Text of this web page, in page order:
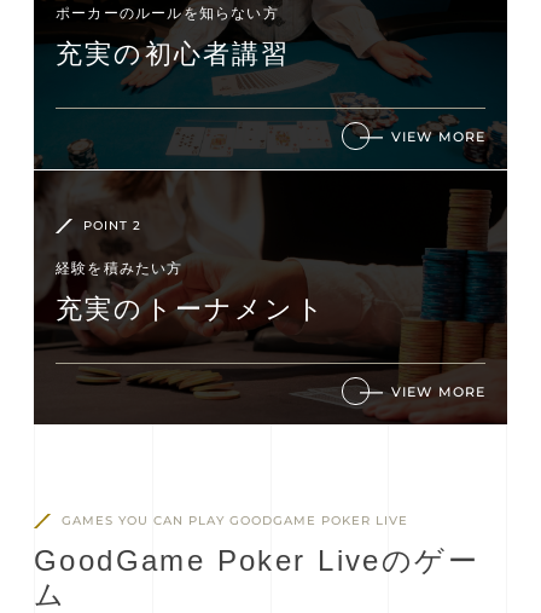
ポーカーのルールを知らない⽅
充実の初⼼者講習
VIEW MORE
POINT 2
経験を積みたい⽅
充実のトーナメント
VIEW MORE
GAMES YOU CAN PLAY GOODGAME POKER LIVE
GoodGame Poker Liveのゲー
ム